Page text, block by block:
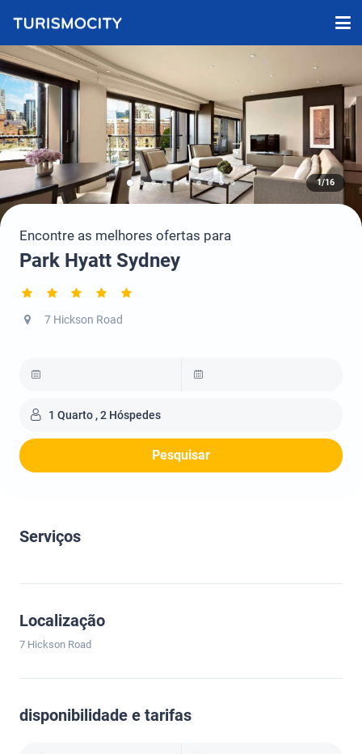
1/16
Encontre as melhores ofertas para
Park Hyatt Sydney
7 Hickson Road
1 Quarto , 2 Hóspedes
Pesquisar
Serviços
Localização
7 Hickson Road
disponibilidade e tarifas